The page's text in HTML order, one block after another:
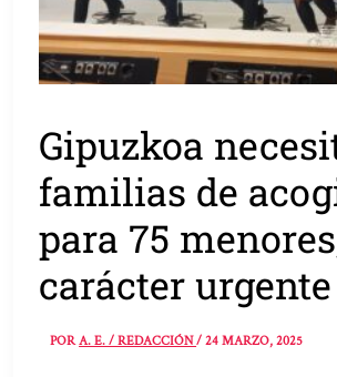
Gipuzkoa
familias de
para 75
carácter urgente
PORA. E. / REDACCIÓN/24 MARZO, 2025